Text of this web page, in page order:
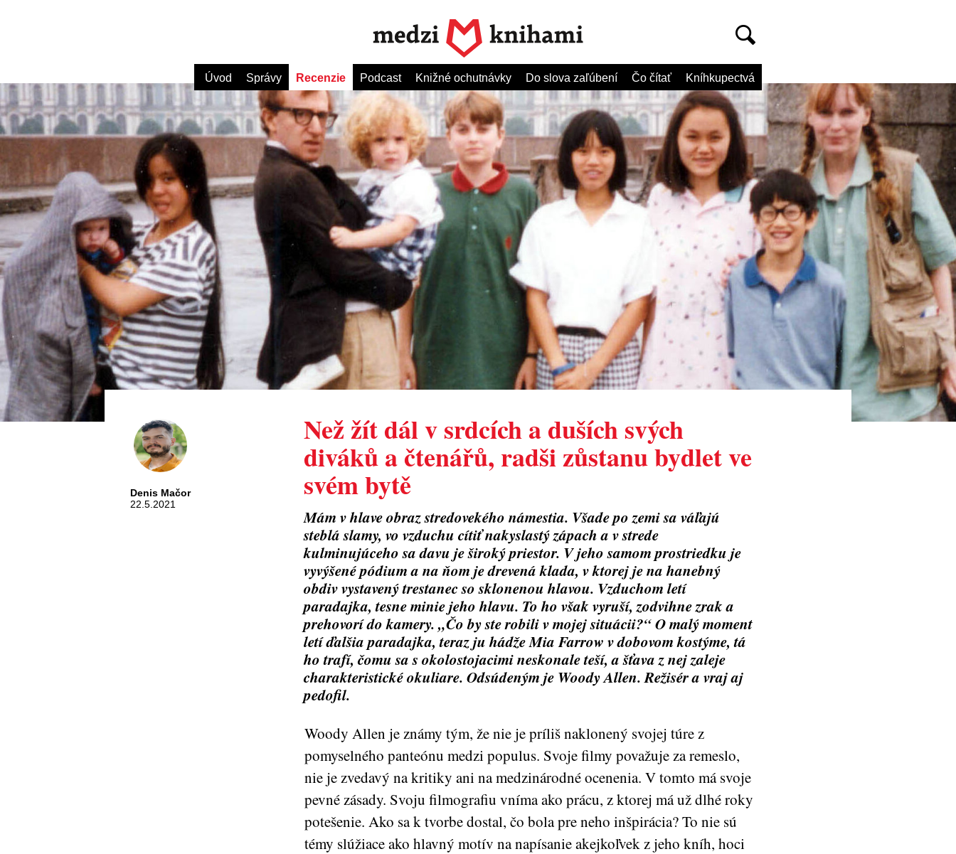
Úvod Správy Recenzie Podcast Knižné ochutnávky Do slova zaľúbení Čo čítať Kníhkupectvá
Denis Mačor
22.5.2021
Než žít dál v srdcích a duších svých
diváků a čtenářů, radši zůstanu bydlet ve
svém bytě
Mám v hlave obraz stredovekého námestia. Všade po zemi sa váľajú
steblá slamy, vo vzduchu cítiť nakyslastý zápach a v strede
kulminujúceho sa davu je široký priestor. V jeho samom prostriedku je
vyvýšené pódium a na ňom je drevená klada, v ktorej je na hanebný
obdiv vystavený trestanec so sklonenou hlavou. Vzduchom letí
paradajka, tesne minie jeho hlavu. To ho však vyruší, zodvihne zrak a
prehovorí do kamery. „Čo by ste robili v mojej situácii?“ O malý moment
letí ďalšia paradajka, teraz ju hádže Mia Farrow v dobovom kostýme, tá
ho trafí, čomu sa s okolostojacimi neskonale teší, a šťava z nej zaleje
charakteristické okuliare. Odsúdeným je Woody Allen. Režisér a vraj aj
pedofil.
Woody Allen je známy tým, že nie je príliš naklonený svojej túre z
pomyselného panteónu medzi populus. Svoje filmy považuje za remeslo,
nie je zvedavý na kritiky ani na medzinárodné ocenenia. V tomto má svoje
pevné zásady. Svoju filmografiu vníma ako prácu, z ktorej má už dlhé roky
potešenie. Ako sa k tvorbe dostal, čo bola pre neho inšpirácia? To nie sú
témy slúžiace ako hlavný motív na napísanie akejkoľvek z jeho kníh, hoci